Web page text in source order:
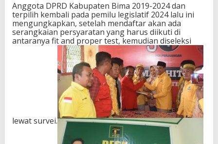
Anggota DPRD Kabupaten Bima 2019-2024 dan
terpilih kembali pada pemilu legislatif 2024 lalu ini
mengungkapkan, setelah mendaftar akan ada
serangkaian persyaratan yang harus diikuti di
antaranya fit and proper test, kemudian diseleksi
lewat survei.